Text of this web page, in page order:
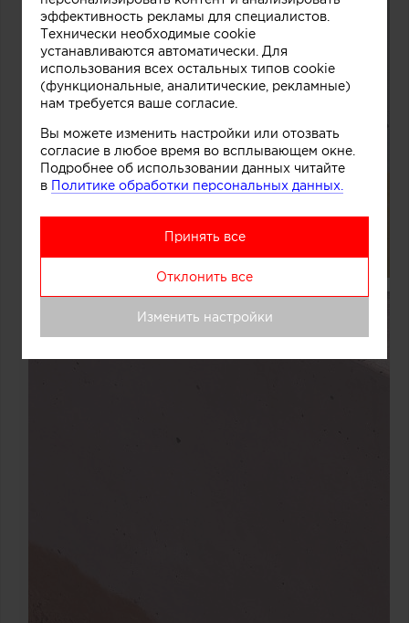
эффективность рекламы для специалистов.
Технически необходимые cookie
устанавливаются автоматически. Для
использования всех остальных типов cookie
(функциональные, аналитические, рекламные)
нам требуется ваше согласие.
Вы можете изменить настройки или отозвать
согласие в любое время во всплывающем окне.
Подробнее об использовании данных читайте
в Политике обработки персональных данных.
Принять все
Отклонить все
Изменить настройки